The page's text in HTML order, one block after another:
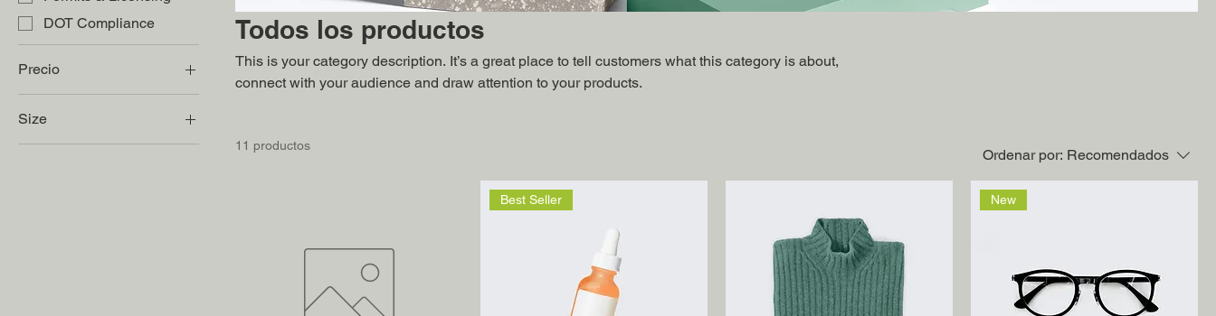
DOT Compliance
Precio
7 US$ 857 US$
Size
Todos los productos
This is your category description. It’s a great place to tell customers what this category is about,
connect with your audience and draw attention to your products.
11 productos
Ordenar por: Recomendados
Best Seller New